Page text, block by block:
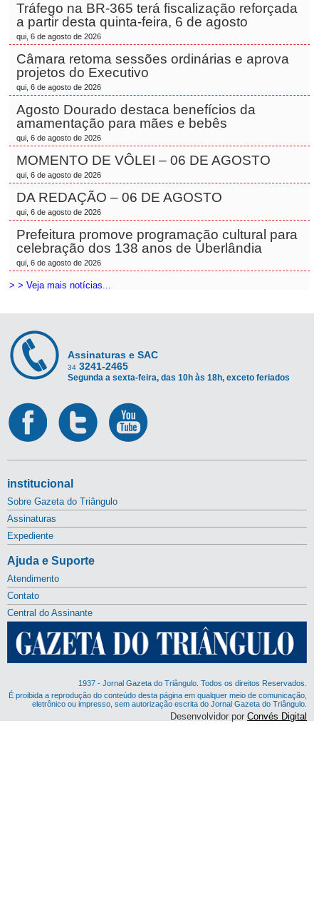
Tráfego na BR-365 terá fiscalização reforçada
a partir desta quinta-feira, 6 de agosto
qui, 6 de agosto de 2026
Câmara retoma sessões ordinárias e aprova
projetos do Executivo
qui, 6 de agosto de 2026
Agosto Dourado destaca benefícios da
amamentação para mães e bebês
qui, 6 de agosto de 2026
MOMENTO DE VÔLEI – 06 DE AGOSTO
qui, 6 de agosto de 2026
DA REDAÇÃO – 06 DE AGOSTO
qui, 6 de agosto de 2026
Prefeitura promove programação cultural para
celebração dos 138 anos de Uberlândia
qui, 6 de agosto de 2026
> > Veja mais notícias...
Assinaturas e SAC
34 3241-2465
Segunda a sexta-feira, das 10h às 18h, exceto feriados
institucional
Sobre Gazeta do Triângulo
Assinaturas
Expediente
Ajuda e Suporte
Atendimento
Contato
Central do Assinante
1937 - Jornal Gazeta do Triângulo. Todos os direitos Reservados.
É proibida a reprodução do conteúdo desta página em qualquer meio de comunicação,
eletrônico ou impresso, sem autorização escrita do Jornal Gazeta do Triângulo.
Desenvolvidor porConvés Digital